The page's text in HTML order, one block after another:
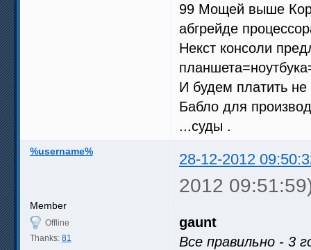
99 Мощей выше
абгрейде
Некст консоли
И будем платить не
Бабло для
...суды .
%username% 28-12-2012
2012
Member
Offline
Thanks: 81
gaunt
Все правильно - 3